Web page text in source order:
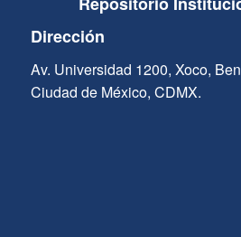
Dirección
Av. Universidad 1200, Xoco,
Ciudad de México, CDMX.